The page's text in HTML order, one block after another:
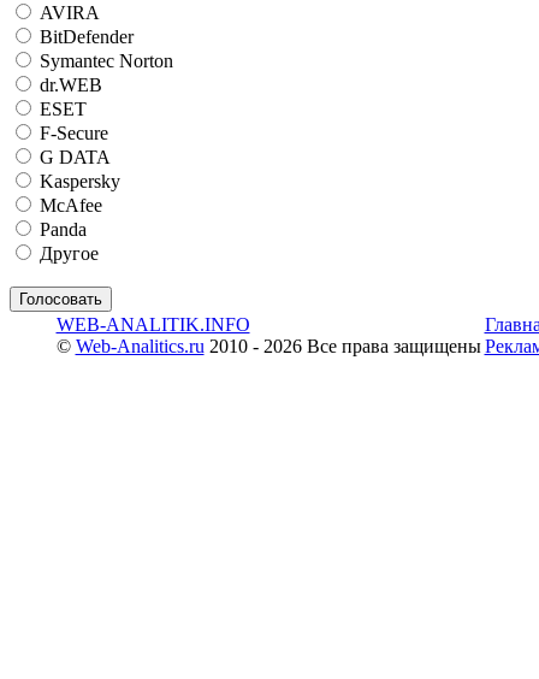
AVIRA
BitDefender
Symantec Norton
dr.WEB
ESET
F-Secure
G DATA
Kaspersky
McAfee
Panda
Другое
WEB-ANALITIK.INFO
© Web-Analitics.ru 2010 - 2026 Все права защищены